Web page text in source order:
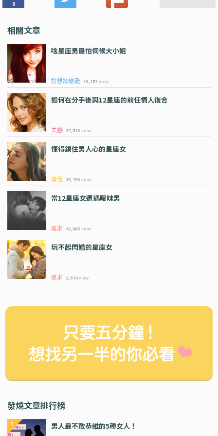
0
相關文章
啥星座男最怕伺候大小姐
好想談戀愛 19,152 view
如何在分手後與12星座的前任情人復合
失戀 37,516 view
懂得鎖住男人心的星座女
情侶 35,793 view
當12星座女遭遇曖昧男
追求 42,885 view
玩不起閃婚的星座女
追求 2,974 view
發燒文章排行榜
男人最不敢恭維的5種女人！